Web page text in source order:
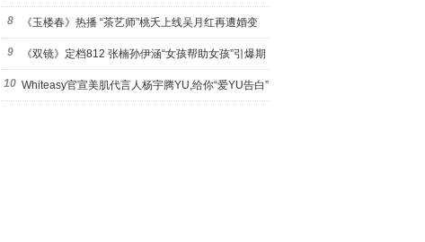
红”礼
8 《玉楼春》热播 “茶艺师”桃夭上线吴月红再遭婚变
9 《双镜》定档812 张楠孙伊涵“女孩帮助女孩”引爆期
待
10 Whiteasy官宣美肌代言人杨宇腾YU,给你“爱YU告白”